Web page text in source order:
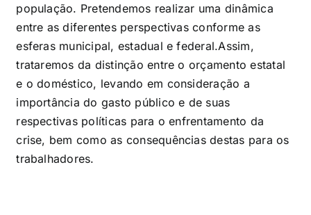
população. Pretendemos realizar uma dinâmica
entre as diferentes perspectivas conforme as
esferas municipal, estadual e federal.Assim,
trataremos da distinção entre o orçamento estatal
e o doméstico, levando em consideração a
importância do gasto público e de suas
respectivas políticas para o enfrentamento da
crise, bem como as consequências destas para os
trabalhadores.